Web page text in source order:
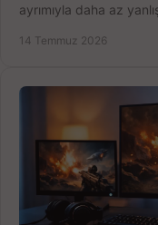
ayrımıyla daha az
14 Temmuz 2026